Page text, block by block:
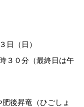
（日）
分（最終日は午
竜（ひごしょ